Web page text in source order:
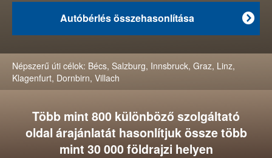

Autóbérlés összehasonlítása
Népszerű úti célok: Bécs, Salzburg, Innsbruck, Graz, Linz,
Klagenfurt, Dornbirn, Villach
Több mint 800 különböző szolgáltató
oldal árajánlatát hasonlítjuk össze több
mint 30 000 földrajzi helyen